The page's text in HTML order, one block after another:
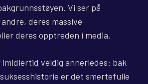
Vi ser på
deres massive
deres opptreden i media.
veldig annerledes: bak
er det smertefulle